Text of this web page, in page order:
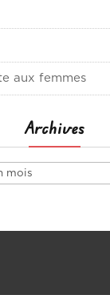
aux femmes
Archives